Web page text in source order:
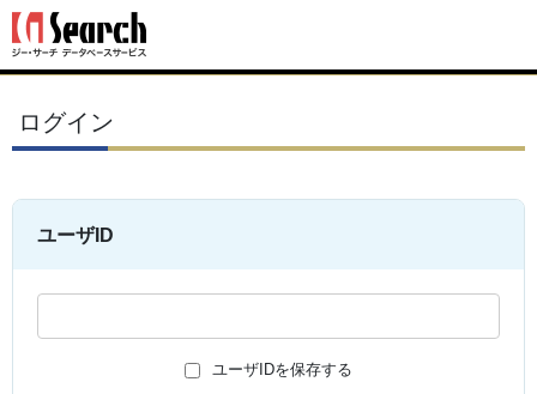
ログイン
ユーザID
ユーザIDを保存する